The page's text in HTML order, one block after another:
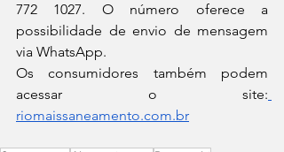
772 1027. O número oferece a
possibilidade de envio de mensagem
via WhatsApp.
Os consumidores também podem
acessar o site:
riomaissaneamento.com.br